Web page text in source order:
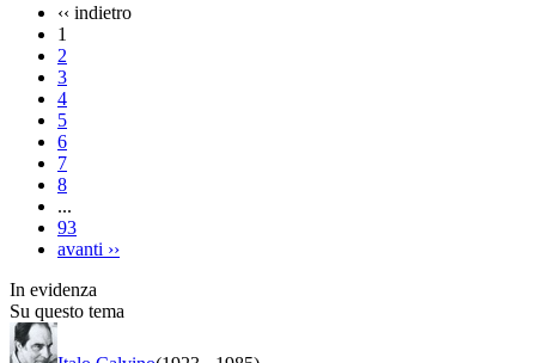
‹‹ indietro
1
2
3
4
5
6
7
8
...
93
avanti ››
In evidenza
Su questo tema